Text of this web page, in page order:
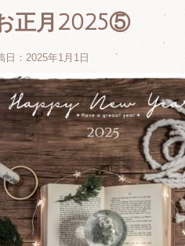
正月2025⑤
日： 2025年1月1日